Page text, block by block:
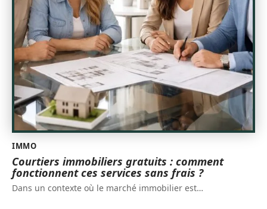
IMMO
Courtiers immobiliers gratuits : comment
fonctionnent ces services sans frais ?
Dans un contexte où le marché immobilier est…